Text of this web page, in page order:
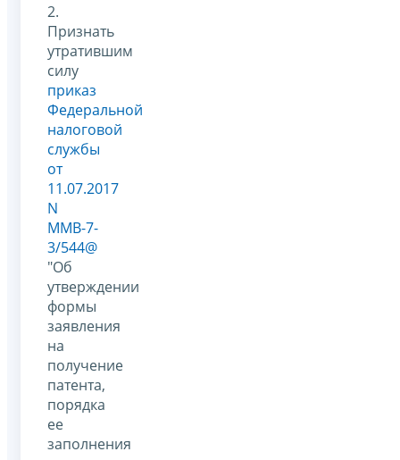
2.
Признать
утратившим
силу
приказ
Федеральной
налоговой
службы
от
11.07.2017
N
ММВ-7-
3/544@
"Об
утверждении
формы
заявления
на
получение
патента,
порядка
ее
заполнения